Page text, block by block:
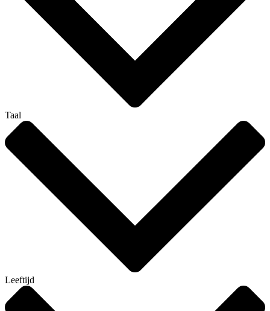
Taal
Leeftijd